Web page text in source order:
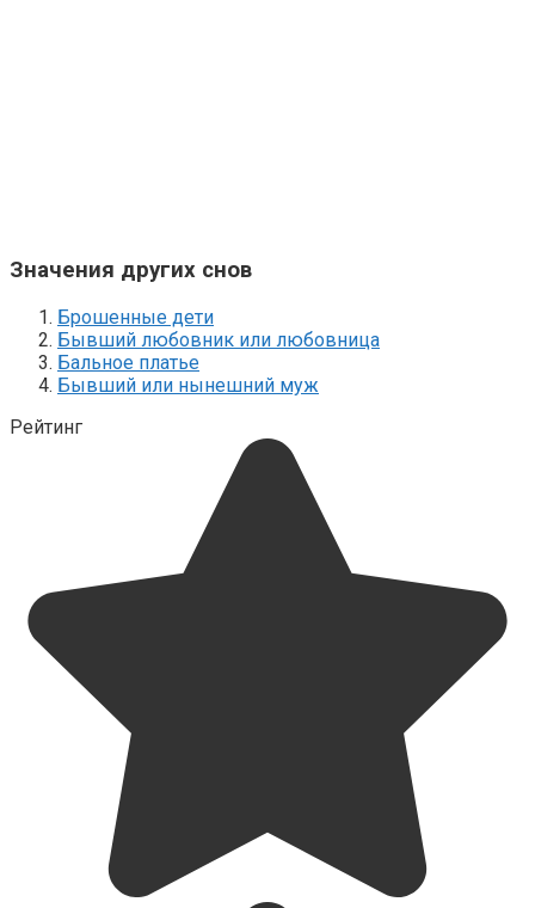
Значения других снов
Брошенные дети
Бывший любовник или любовница
Бальное платье
Бывший или нынешний муж
Рейтинг